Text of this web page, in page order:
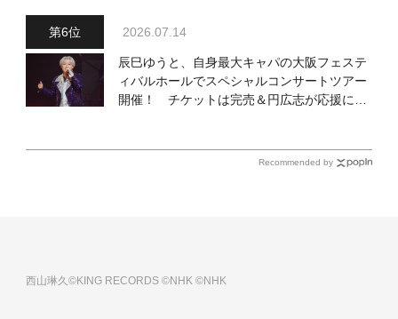
2026.07.14
辰巳ゆうと、自身最大キャパの大阪フェステ
ィバルホールでスペシャルコンサートツアー
開催！ チケットは完売＆円広志が応援に、
Recommended by
西山琳久©KING RECORDS©NHK©NHK